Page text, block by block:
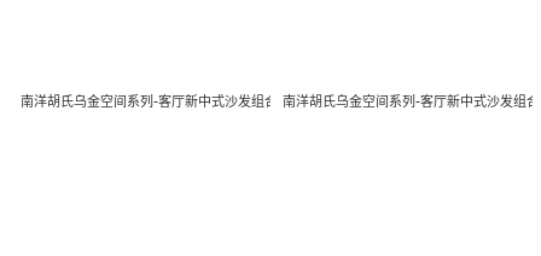
南洋胡氏乌金空间系列-客厅新中式沙发组合03南洋胡氏乌金空间系列-客厅新中式沙发组